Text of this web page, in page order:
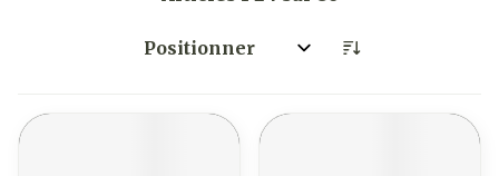
Trier par: